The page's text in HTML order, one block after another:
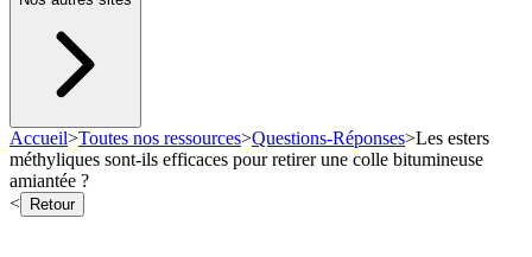
Accueil>Toutes nos ressources>Questions-Réponses>Les esters
méthyliques sont-ils efficaces pour retirer une colle bitumineuse
amiantée ?
<
Retour